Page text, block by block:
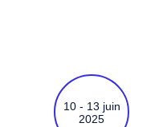
10 - 13 juin
2025